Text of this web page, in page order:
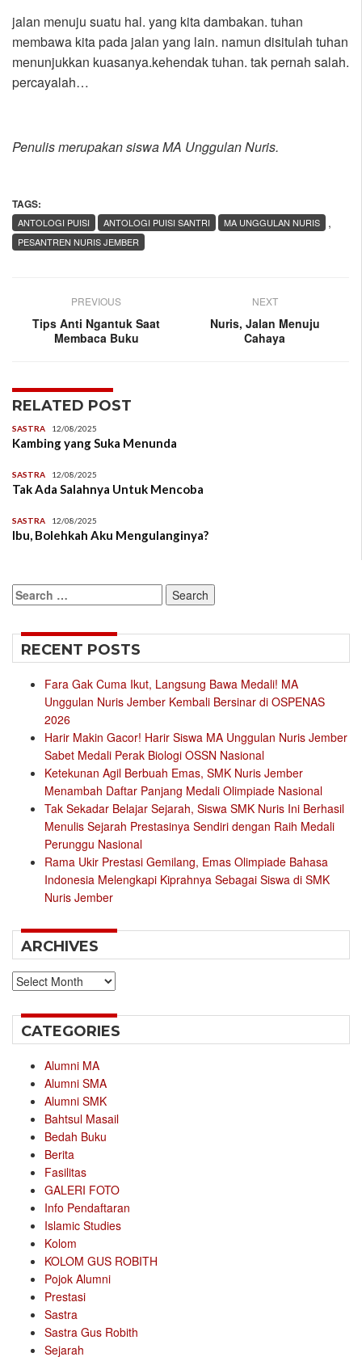
jalan menuju suatu hal. yang kita dambakan. tuhan
membawa kita pada jalan yang lain. namun disitulah tuhan
menunjukkan kuasanya.kehendak tuhan. tak pernah salah.
percayalah…
Penulis merupakan siswa MA Unggulan Nuris.
TAGS:
,
ANTOLOGI PUISI ANTOLOGI PUISI SANTRI
MA UNGGULAN NURIS
PESANTREN NURIS JEMBER
PREVIOUS
Tips Anti Ngantuk Saat
Membaca Buku
NEXT
Nuris, Jalan Menuju
Cahaya
RELATED POST
SASTRA 12/08/2025
Kambing yang Suka Menunda
SASTRA 12/08/2025
Tak Ada Salahnya Untuk Mencoba
SASTRA 12/08/2025
Ibu, Bolehkah Aku Mengulanginya?
Search
for:
RECENT POSTS
Fara Gak Cuma Ikut, Langsung Bawa Medali! MA
Unggulan Nuris Jember Kembali Bersinar di OSPENAS
2026
Harir Makin Gacor! Harir Siswa MA Unggulan Nuris Jember
Sabet Medali Perak Biologi OSSN Nasional
Ketekunan Agil Berbuah Emas, SMK Nuris Jember
Menambah Daftar Panjang Medali Olimpiade Nasional
Tak Sekadar Belajar Sejarah, Siswa SMK Nuris Ini Berhasil
Menulis Sejarah Prestasinya Sendiri dengan Raih Medali
Perunggu Nasional
Rama Ukir Prestasi Gemilang, Emas Olimpiade Bahasa
Indonesia Melengkapi Kiprahnya Sebagai Siswa di SMK
Nuris Jember
ARCHIVES
Archives
CATEGORIES
Alumni MA
Alumni SMA
Alumni SMK
Bahtsul Masail
Bedah Buku
Berita
Fasilitas
GALERI FOTO
Info Pendaftaran
Islamic Studies
Kolom
KOLOM GUS ROBITH
Pojok Alumni
Prestasi
Sastra
Sastra Gus Robith
Sejarah